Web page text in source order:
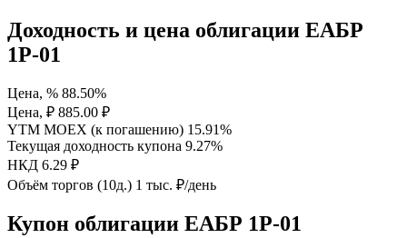
Доходность и цена облигации ЕАБР
1Р-01
Цена, % 88.50%
Цена, ₽ 885.00 ₽
YTM MOEX (к погашению) 15.91%
Текущая доходность купона 9.27%
НКД 6.29 ₽
Объём торгов (10д.) 1 тыс. ₽/день
Купон облигации ЕАБР 1Р-01